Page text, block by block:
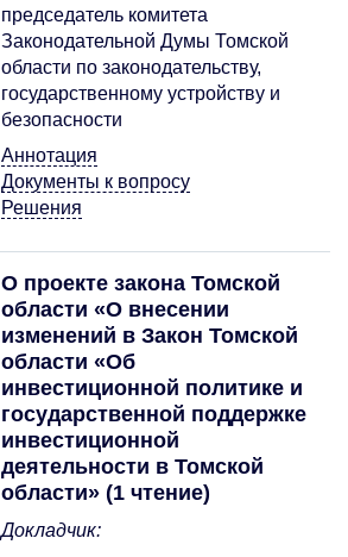
председатель комитета
Законодательной Думы Томской
области по законодательству,
государственному устройству и
безопасности
Аннотация
Документы к вопросу
Решения
О проекте закона Томской
области «О внесении
изменений в Закон Томской
области «Об
инвестиционной политике и
государственной поддержке
инвестиционной
деятельности в Томской
области» (1 чтение)
Докладчик: